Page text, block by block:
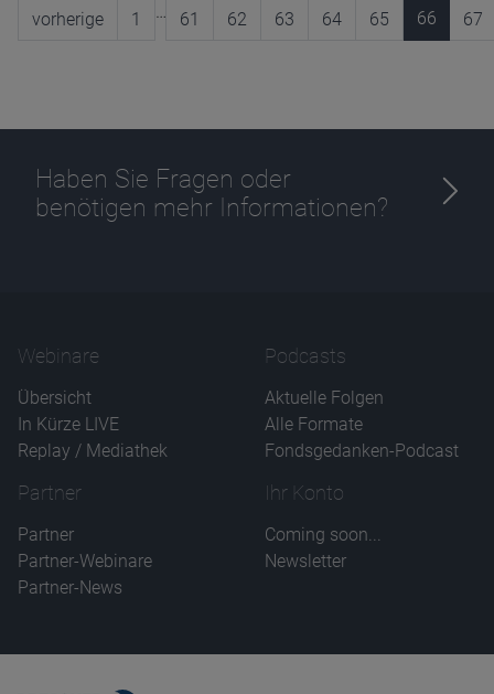
vorherige 1 … 61 62 63 64 65 66 67
Haben Sie Fragen oder
benötigen mehr Informationen?
Webinare
Übersicht
In Kürze LIVE
Replay / Mediathek
Podcasts
Aktuelle Folgen
Alle Formate
Fondsgedanken-Podcast
Partner
Partner
Partner-Webinare
Partner-News
Ihr Konto
Coming soon...
Newsletter